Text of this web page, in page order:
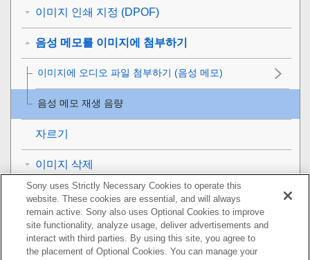
이미지 인쇄 지정 (DPOF)
음성 메모를 이미지에 첨부하기
이미지에 오디오 파일 첨부하기 (음성 메모)
음성 메모 재생 음량
자르기
이미지 삭제
TV로 이미지 보기
카메라의 사용자 설정
네트워크 기능 사용하기
Sony uses Strictly Necessary Cookies to operate this
website. These cookies are essential, and will always
remain active. Sony also uses Optional Cookies to improve
site functionality, analyze usage, deliver advertisements and
interact with third parties. By using this site, you agree to
the placement of Optional Cookies. You can manage your